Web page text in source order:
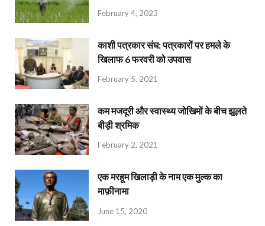
February 4, 2023
काशी पत्रकार संघ: पत्रकारों पर हमले के
खिलाफ 6 फरवरी को उपवास
February 5, 2021
कम मजदूरी और स्वास्थ्य जोखिमों के बीच झूलते
बीड़ी श्रमिक
February 2, 2021
एक मरहूम खिलाड़ी के नाम एक मुल्क का
माफ़ीनामा
June 15, 2020